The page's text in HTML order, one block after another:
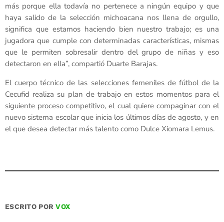
más porque ella todavía no pertenece a ningún equipo y que
haya salido de la selección michoacana nos llena de orgullo,
significa que estamos haciendo bien nuestro trabajo; es una
jugadora que cumple con determinadas características, mismas
que le permiten sobresalir dentro del grupo de niñas y eso
detectaron en ella”, compartió Duarte Barajas.
El cuerpo técnico de las selecciones femeniles de fútbol de la
Cecufid realiza su plan de trabajo en estos momentos para el
siguiente proceso competitivo, el cual quiere compaginar con el
nuevo sistema escolar que inicia los últimos días de agosto, y en
el que desea detectar más talento como Dulce Xiomara Lemus.
ESCRITO PORVOX